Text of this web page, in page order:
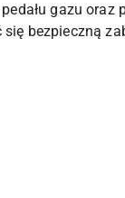
gazu oraz
bezpieczną